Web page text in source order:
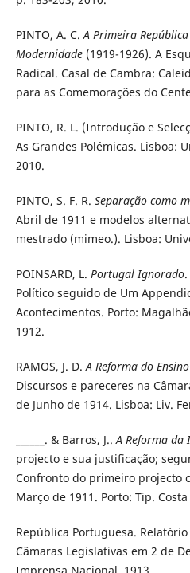
PINTO, A. C. A Primeira
Modernidade(1919-1926). A
Radical. Casal de Cambra:
para as Comemorações do
PINTO, R. L. (Introdução e
As Grandes Polémicas. Lisboa:
2010.
PINTO, S. F. R. Separação como
Abril de 1911 e modelos
mestrado (mimeo.). Lisboa:
POINSARD, L. Portugal Ignorado.
Político seguido de Um
Acontecimentos. Porto:
1912.
RAMOS, J. D. A Reforma do
Discursos e pareceres na
de Junho de 1914. Lisboa: Liv.
______. & Barros, J.. A Reforma da
projecto e sua justificação;
Confronto do primeiro projecto
Março de 1911. Porto: Tip.
República Portuguesa.
Câmaras Legislativas em 2 de